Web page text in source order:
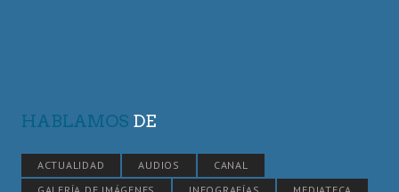
HABLAMOS DE
ACTUALIDAD AUDIOS
CANAL